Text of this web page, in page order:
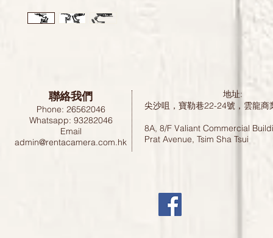
聯絡我們
Phone: 26562046
Whatsapp: 93282046
Email
admin@rentacamera.com.hk
地址:
尖沙咀，寶勒巷22-24號，雲龍
8A, 8/F Valiant Commercial
Prat Avenue, Tsim Sha Tsui